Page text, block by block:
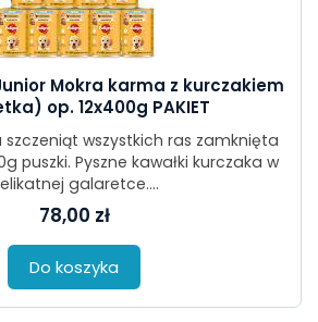
Mokra karma z kurczakiem
op. 12x400g PAKIET
wszystkich ras zamknięta
puszki. Pyszne kawałki kurczaka w
galaretce....
78,00 zł
Do koszyka